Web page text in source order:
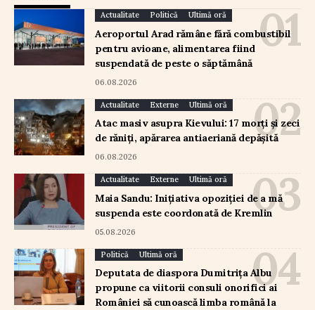
Actualitate Politică Ultimă oră
Aeroportul Arad rămâne fără combustibil
pentru avioane, alimentarea fiind
suspendată de peste o săptămână
06.08.2026
Actualitate Externe Ultimă oră
Atac masiv asupra Kievului: 17 morți și zeci
de răniți, apărarea antiaeriană depășită
06.08.2026
Actualitate Externe Ultimă oră
Maia Sandu: Inițiativa opoziției de a mă
suspenda este coordonată de Kremlin
05.08.2026
Politică Ultimă oră
Deputata de diaspora Dumitrița Albu
propune ca viitorii consuli onorifici ai
României să cunoască limba română la